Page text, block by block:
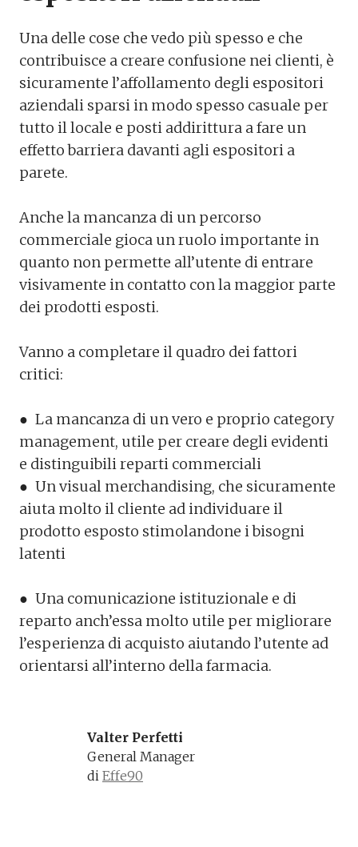
Una delle cose che vedo più spesso e che
contribuisce a creare confusione nei clienti, è
sicuramente l’affollamento degli espositori
aziendali sparsi in modo spesso casuale per
tutto il locale e posti addirittura a fare un
effetto barriera davanti agli espositori a
parete.
Anche la mancanza di un percorso
commerciale gioca un ruolo importante in
quanto non permette all’utente di entrare
visivamente in contatto con la maggior parte
dei prodotti esposti.
Vanno a completare il quadro dei fattori
critici:
● La mancanza di un vero e proprio category
management, utile per creare degli evidenti
e distinguibili reparti commerciali
● Un visual merchandising, che sicuramente
aiuta molto il cliente ad individuare il
prodotto esposto stimolandone i bisogni
latenti
● Una comunicazione istituzionale e di
reparto anch’essa molto utile per migliorare
l’esperienza di acquisto aiutando l’utente ad
orientarsi all’interno della farmacia.
Valter Perfetti
General Manager
di Effe90